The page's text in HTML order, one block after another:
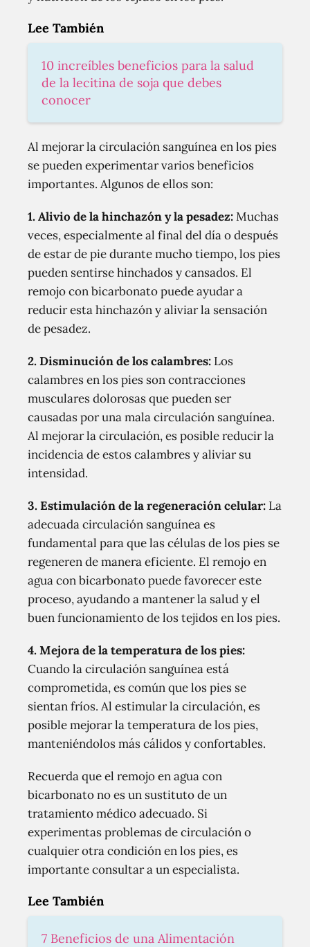
Lee También
10 increíbles beneficios para la salud
de la lecitina de soja que debes
conocer
Al mejorar la circulación sanguínea en los pies
se pueden experimentar varios beneficios
importantes. Algunos de ellos son:
1. Alivio de la hinchazón y la pesadez:Muchas
veces, especialmente al final del día o después
de estar de pie durante mucho tiempo, los pies
pueden sentirse hinchados y cansados. El
remojo con bicarbonato puede ayudar a
reducir esta hinchazón y aliviar la sensación
de pesadez.
2. Disminución de los calambres: Los
calambres en los pies son contracciones
musculares dolorosas que pueden ser
causadas por una mala circulación sanguínea.
Al mejorar la circulación, es posible reducir la
incidencia de estos calambres y aliviar su
intensidad.
3. Estimulación de la regeneración celular: La
adecuada circulación sanguínea es
fundamental para que las células de los pies se
regeneren de manera eficiente. El remojo en
agua con bicarbonato puede favorecer este
proceso, ayudando a mantener la salud y el
buen funcionamiento de los tejidos en los pies.
4. Mejora de la temperatura de los pies:
Cuando la circulación sanguínea está
comprometida, es común que los pies se
sientan fríos. Al estimular la circulación, es
posible mejorar la temperatura de los pies,
manteniéndolos más cálidos y confortables.
Recuerda que el remojo en agua con
bicarbonato no es un sustituto de un
tratamiento médico adecuado. Si
experimentas problemas de circulación o
cualquier otra condición en los pies, es
importante consultar a un especialista.
Lee También
7 Beneficios de una Alimentación